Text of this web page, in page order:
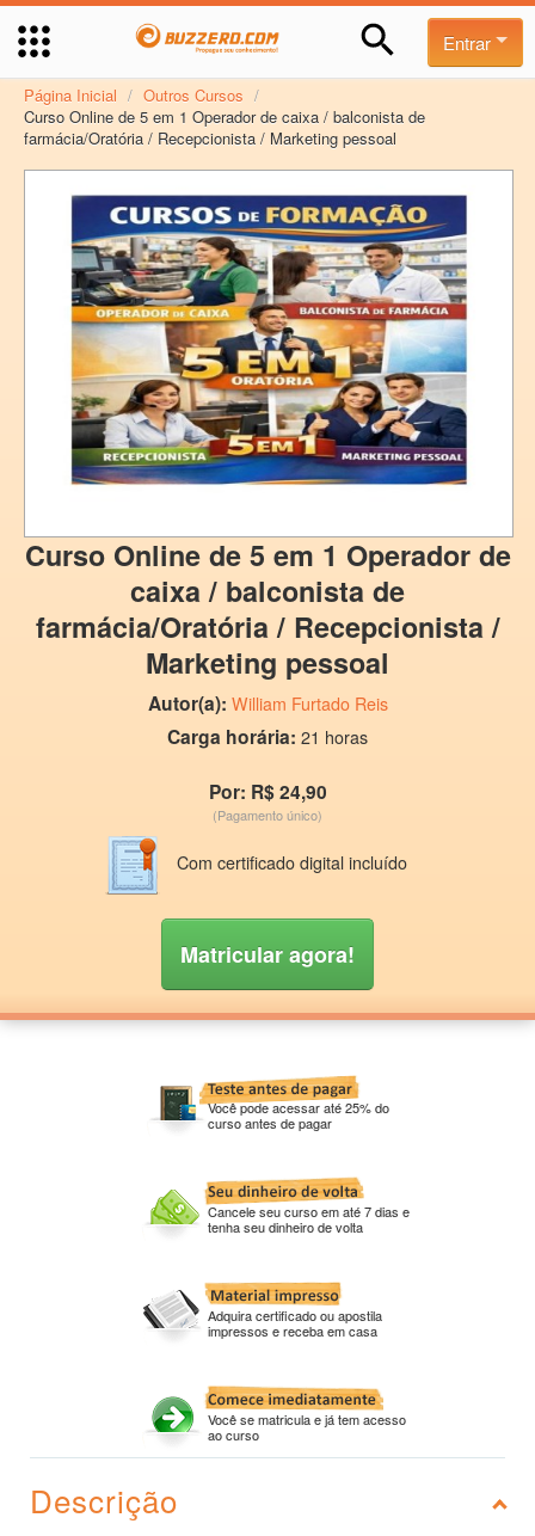
Entrar
Página Inicial / Outros Cursos /
Curso Online de 5 em 1 Operador de caixa / balconista de
farmácia/Oratória / Recepcionista / Marketing pessoal
Curso Online de 5 em 1 Operador de
caixa / balconista de
farmácia/Oratória / Recepcionista /
Marketing pessoal
Autor(a): William Furtado Reis
Carga horária: 21 horas
Por: R$ 24,90
(Pagamento único)
Com certificado digital incluído
Matricular agora!
Você pode acessar até 25% do
curso antes de pagar
Cancele seu curso em até 7 dias e
tenha seu dinheiro de volta
Adquira certificado ou apostila
impressos e receba em casa
Você se matricula e já tem acesso
ao curso
Descrição